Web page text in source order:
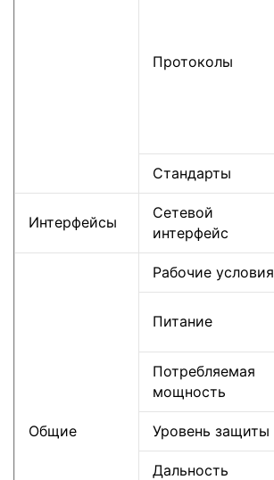
Протоколы
Стандарты
Интерфейсы
Сетевой
интерфейс
Общие
Рабочие условия
Питание
Потребляемая
мощность
Уровень защиты
Дальность